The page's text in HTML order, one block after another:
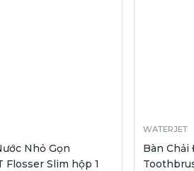
Nhỏ Gọn
Flosser Slim hộp 1
WATERJET
Bàn Chải